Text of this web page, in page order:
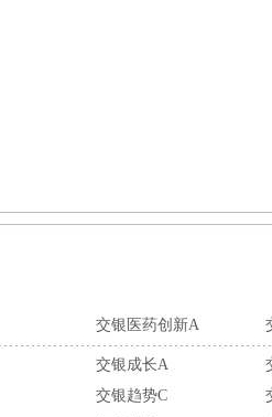
交银医药创新A
交银成长A
交银趋势C